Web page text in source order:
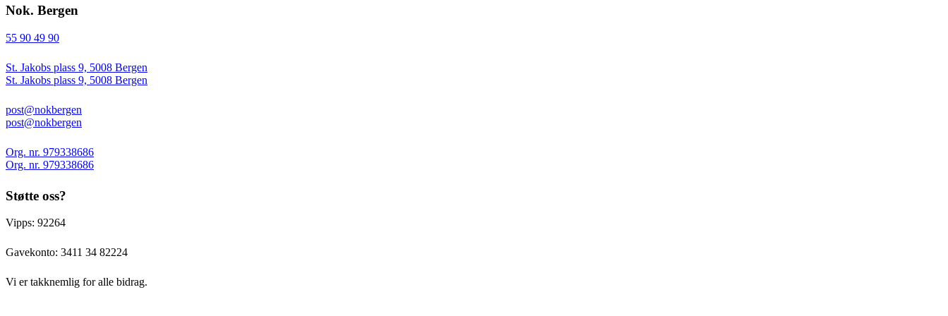
Nok. Bergen
55 90 49 90
St. Jakobs plass 9, 5008 Bergen
St. Jakobs plass 9, 5008 Bergen
post@nokbergen
post@nokbergen
Org. nr. 979338686
Org. nr. 979338686
Støtte oss?
Vipps: 92264
Gavekonto: 3411 34 82224
Vi er takknemlig for alle bidrag.